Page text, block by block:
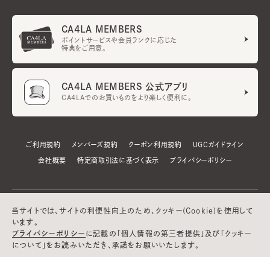
CA4LA MEMBERS
ポイントサービスや会員ランクに応じた
特典をご用意。
CA4LA MEMBERS 公式アプリ
CA4LAでのお買いものをより楽しく便利に。
ご利用規約 メンバーズ規約 クーポン利用規約 UGCガイドライン
会社概要 特定商取引法に基づく表示 プライバシーポリシー
当サイトでは、サイトの利便性向上のため、クッキー(Cookie)を使用して
います。
プライバシーポリシー に記載の「個人情報の第三者提供」及び「クッキー
について」をお読みいただき、承諾をお願いいたします。